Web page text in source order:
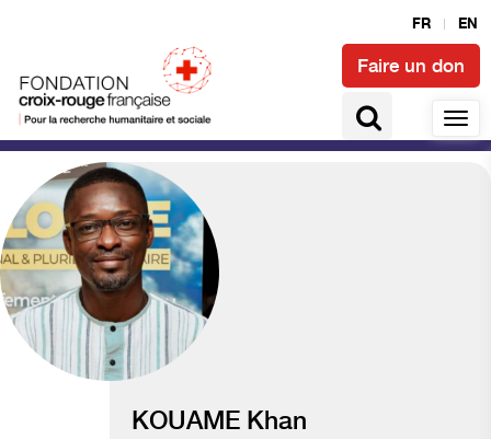
FR EN
Faire un don
Climat et catastrophes
KOUAME Khan